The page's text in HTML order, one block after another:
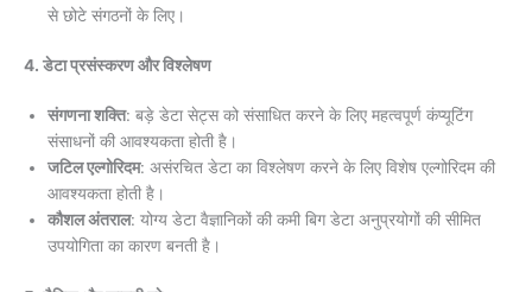
से छोटे संगठनों के लिए।
4. डेटा प्रसंस्करण और विश्लेषण
संगणना शक्ति: बड़े डेटा सेट्स को संसाधित करने के लिए महत्वपूर्ण कंप्यूटिंग
संसाधनों की आवश्यकता होती है।
जटिल एल्गोरिदम: असंरचित डेटा का विश्लेषण करने के लिए विशेष एल्गोरिदम की
आवश्यकता होती है।
कौशल अंतराल: योग्य डेटा वैज्ञानिकों की कमी बिग डेटा अनुप्रयोगों की सीमित
उपयोगिता का कारण बनती है।